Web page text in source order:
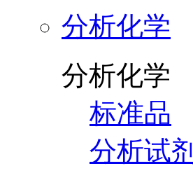
分析化学
分析化学
标准品
分析试剂